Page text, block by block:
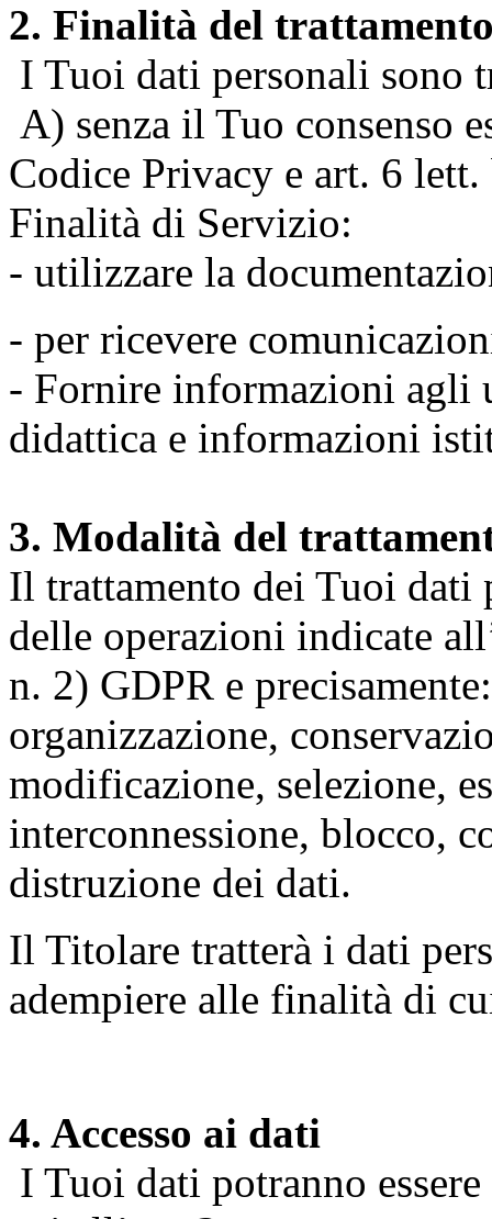
2. Finalità del
I Tuoi dati personali sono
A) senza il Tuo consenso
Codice Privacy e art. 6
Finalità di Servizio:
- utilizzare la
- per ricevere
- Fornire informazioni agli
didattica e informazioni
3. Modalità del
Il trattamento dei Tuoi dati
delle operazioni indicate
n. 2) GDPR e
organizzazione,
modificazione, selezione,
interconnessione, blocco,
distruzione dei dati.
Il Titolare tratterà i dati
adempiere alle finalità di
4. Accesso ai dati
I Tuoi dati potranno